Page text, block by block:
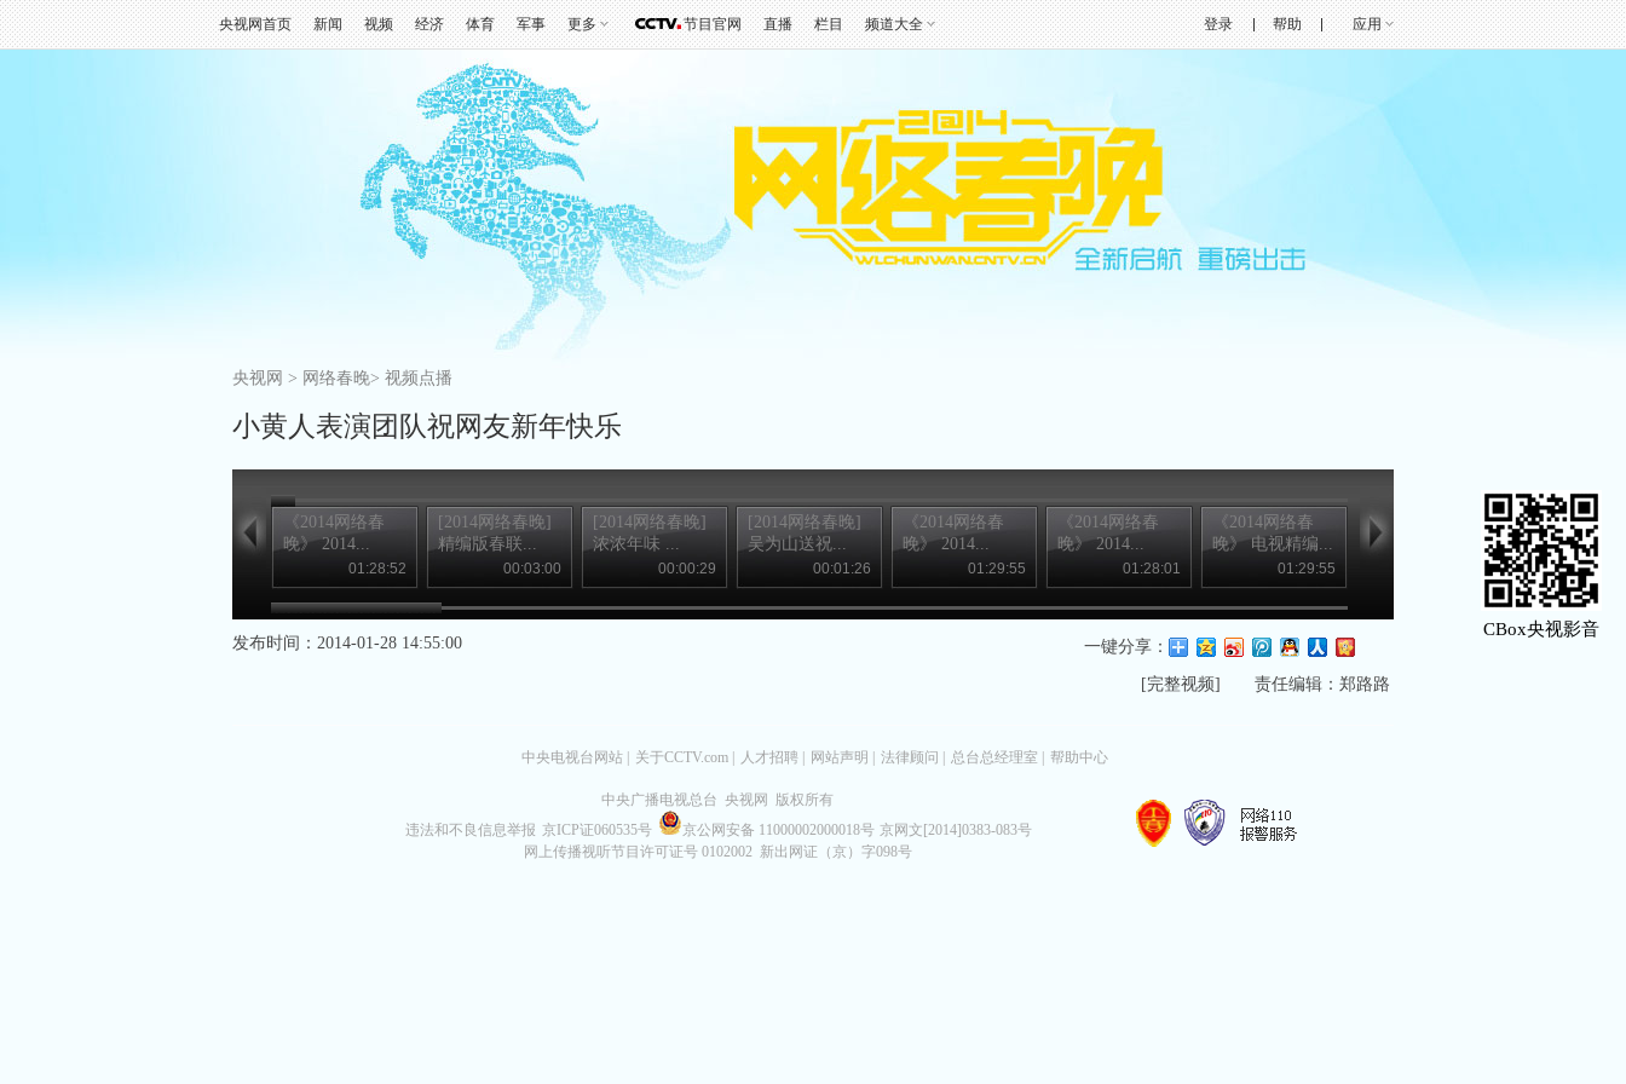
央视网首页 新闻 视频 经济 体育 军事 更多 节目官网 直播 栏目 频道大全 帮助 应用
登录
央视网 > 网络春晚> 视频点播
小黄人表演团队祝网友新年快乐
《2014网络春
晚》 2014...
01:28:52
[2014网络春晚]
精编版春联...
00:03:00
[2014网络春晚]
浓浓年味 ...
00:00:29
[2014网络春晚]
吴为山送祝...
00:01:26
《2014网络春
晚》 2014...
01:29:55
《2014网络春
晚》 2014...
01:28:01
《2014网络春
晚》 电视精编...
01:29:55
[2014网络春晚]
歌曲《爱是...
00:02:07
[2014网络春
访谈《渤海...
发布时间：2014-01-28 14:55:00 一键分享：
[完整视频] 责任编辑：郑路路
CBox央视影音
中央电视台网站 关于CCTV.com 人才招聘 网站声明 法律顾问 总台总经理室 帮助中心
中央广播电视总台 央视网 版权所有
违法和不良信息举报 京ICP证060535号 京公网安备 11000002000018号 京网文[2014]0383-083号
网上传播视听节目许可证号 0102002 新出网证（京）字098号